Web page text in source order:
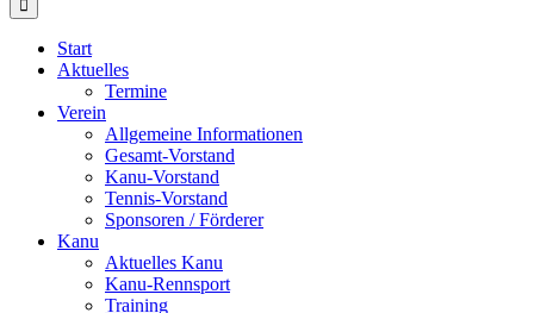
Start
Aktuelles
Termine
Verein
Allgemeine Informationen
Gesamt-Vorstand
Kanu-Vorstand
Tennis-Vorstand
Sponsoren / Förderer
Kanu
Aktuelles Kanu
Kanu-Rennsport
Training